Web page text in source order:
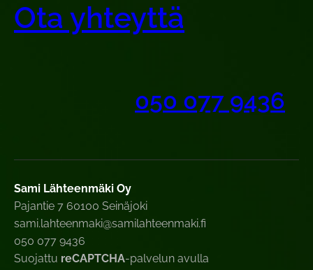
Ota yhteyttä
050 077 9436
Sami Lähteenmäki Oy
Pajantie 7 60100 Seinäjoki
sami.lahteenmaki@samilahteenmaki.fi
050 077 9436
Suojattu reCAPTCHA-palvelun avulla